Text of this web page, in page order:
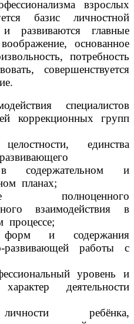
взрослых
базис личностной
развиваются главные
основанное
потребность
совершенствуется
специалистов
коррекционных групп
единства
в содержательном и
планах;
полноценного
взаимодействия в
процессе;
форм и содержания
развивающей работы с
уровень и
деятельности
ребёнка,